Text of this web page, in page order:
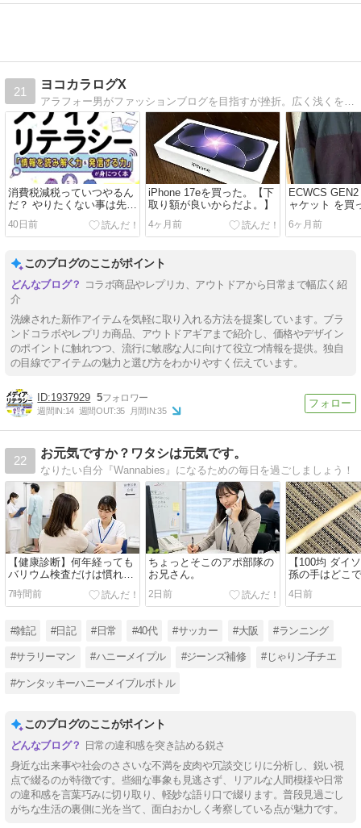
21
ヨコカラログX
消費税減税っていつやるん
だ？ やりたくない事は先延
ばし。
40日前
iPhone 17eを買った。【下
取り額が良いからだよ。】
4ヶ月前
ECWCS
ャケット を買
6ヶ月前
このブログのここがポイント
コラボ商品やレプリカ、アウトドアから日常まで幅広く紹
介
洗練された新作アイテムを気軽に取り入れる方法を提案しています。ブラ
ンドコラボやレプリカ商品、アウトドアギアまで紹介し、価格やデザイン
のポイントに触れつつ、流行に敏感な人に向けて役立つ情報を提供。独自
の目線でアイテムの魅力と選び方をわかりやすく伝えています。
1937929 5
週間IN:14 週間OUT:35 月間IN:35
22
お元気ですか？ワタシは元気です。
なりたい自分『Wannabies』になるための毎日を過ごしましょう！
【健康診断】何年経っても
バリウム検査だけは慣れな
いアラフィフの話
7時間前
ちょっとそこのアポ部隊の
お兄さん。
2日前
【100均 ダイ
孫の手はどこ
で買える昔な
き付きが優秀
4日前
#雑記 #日記 #日常 #40代 #サッカー #大阪 #ランニング
#サラリーマン #ハニーメイプル #ジーンズ補修 #じゃりン子チエ
#ケンタッキーハニーメイプルボトル
このブログのここがポイント
日常の違和感を突き詰める鋭さ
身近な出来事や社会のささいな不満を皮肉や冗談交じりに分析し、鋭い視
点で綴るのが特徴です。些細な事象も見逃さず、リアルな人間模様や日常
の違和感を言葉巧みに切り取り、軽妙な語り口で綴ります。普段見過ごし
がちな生活の裏側に光を当て、面白おかしく考察している点が魅力です。